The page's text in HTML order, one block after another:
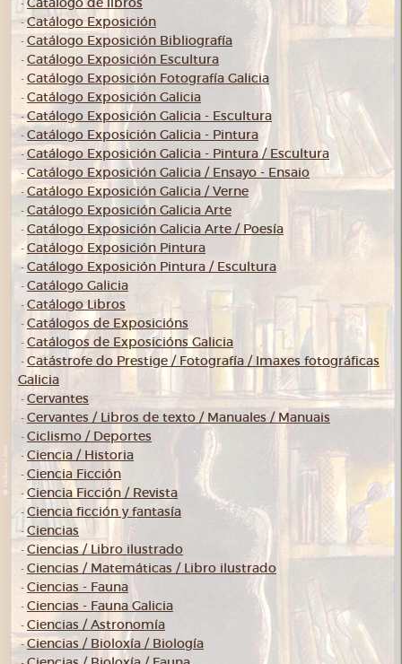
-
-Catálogo Exposición
- Catálogo Exposición Bibliografía
- Catálogo Exposición Escultura
- Catálogo Exposición Fotografía Galicia
- Catálogo Exposición Galicia
-Catálogo Exposición Galicia - Escultura
- Catálogo Exposición Galicia - Pintura
- Catálogo Exposición Galicia - Pintura / Escultura
-Catálogo Exposición Galicia / Ensayo - Ensaio
-Catálogo Exposición Galicia / Verne
-Catálogo Exposición Galicia Arte
- Catálogo Exposición Galicia Arte / Poesía
- Catálogo Exposición Pintura
- Catálogo Exposición Pintura / Escultura
- Catálogo Galicia
- Catálogo Libros
- Catálogos de Exposicións
- Catálogos de Exposicións Galicia
- Catástrofe do Prestige / Fotografía / Imaxes fotográficas
Galicia
- Cervantes
- Cervantes / Libros de texto / Manuales / Manuais
- Ciclismo / Deportes
- Ciencia / Historia
- Ciencia Ficción
- Ciencia Ficción / Revista
- Ciencia ficción y fantasía
- Ciencias
- Ciencias / Libro ilustrado
- Ciencias / Matemáticas / Libro ilustrado
- Ciencias - Fauna
- Ciencias - Fauna Galicia
- Ciencias / Astronomía
-Ciencias / Bioloxía / Biología